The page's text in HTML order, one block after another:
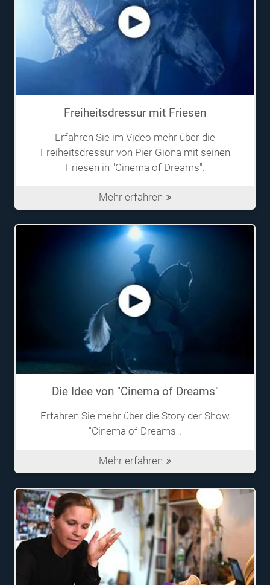
Freiheitsdressur mit Friesen
Erfahren Sie im Video mehr über die
Freiheitsdressur von Pier Giona mit seinen
Friesen in "Cinema of Dreams".
Mehr erfahren
Die Idee von "Cinema of Dreams"
Erfahren Sie mehr über die Story der Show
"Cinema of Dreams".
Mehr erfahren